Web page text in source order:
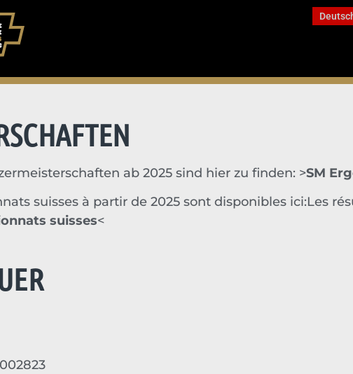
ab 2025 sind hier zu finden: >SM
suisses à partir de 2025 sont disponibles ici:Les
suisses<